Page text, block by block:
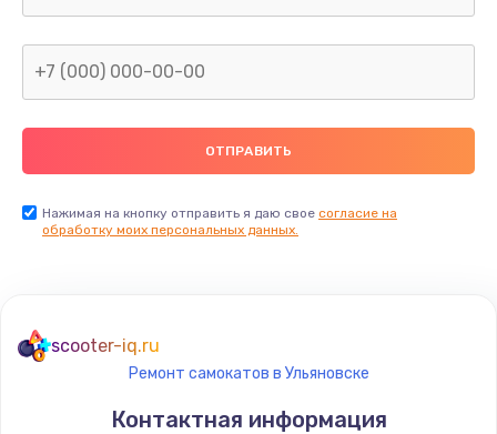
Нажимая на кнопку отправить я даю свое согласие на
обработку моих персональных данных.
scooter-iq.ru
Ремонт самокатов в Ульяновске
Контактная информация